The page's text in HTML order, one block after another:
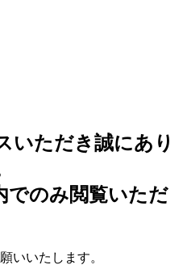
いただき誠にあり
でのみ閲覧いただ
いいたします。